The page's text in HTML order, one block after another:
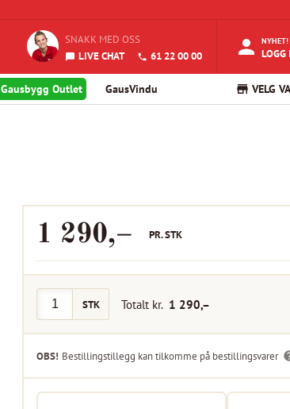
SNAKK MED OSS
LIVE CHAT
61 22 00 00
NYHET!
LOGG
Gausbygg Outlet GausVindu VELG
1 290,– PR.STK
STK Totalt kr. 1 290,–
OBS! Bestillingstillegg kan tilkomme på bestillingsvarer